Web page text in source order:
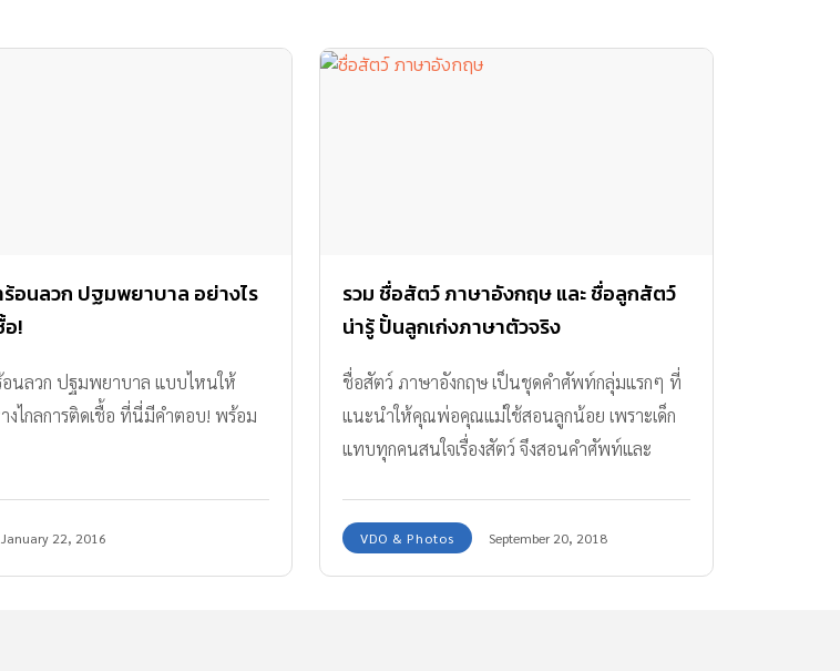
ร้อนลวก ปฐมพยาบาล อย่างไร
อ!
อนลวก ปฐมพยาบาล แบบไหนให้
งไกลการติดเชื้อ ที่นี่มีคำตอบ! พร้อม
January 22, 2016
รวม ชื่อสัตว์ ภาษาอังกฤษ และ ชื่อลูกสัตว์
น่ารู้ ปั้นลูกเก่งภาษาตัวจริง
ชื่อสัตว์ ภาษาอังกฤษ เป็นชุดคำศัพท์กลุ่มแรกๆ ที่
แนะนำให้คุณพ่อคุณแม่ใช้สอนลูกน้อย เพราะเด็ก
แทบทุกคนสนใจเรื่องสัตว์ จึงสอนคำศัพท์และ
VDO & Photos September 20, 2018